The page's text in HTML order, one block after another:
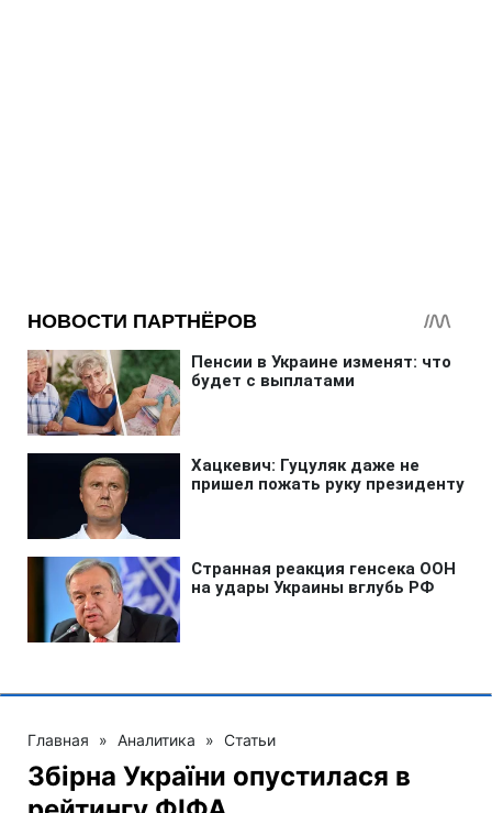
Главная » Аналитика » Статьи
Збірна України опустилася в